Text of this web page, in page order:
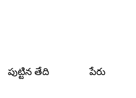
పుట్టిన తేది పేరు